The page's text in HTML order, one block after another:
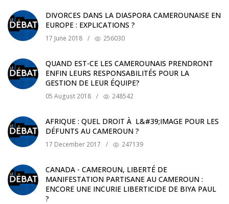
DIVORCES DANS LA DIASPORA CAMEROUNAISE EN
EUROPE : EXPLICATIONS ?
17 June 2018 / 256030
QUAND EST-CE LES CAMEROUNAIS PRENDRONT
ENFIN LEURS RESPONSABILITÉS POUR LA
GESTION DE LEUR ÉQUIPE?
05 August 2018 / 248542
AFRIQUE : QUEL DROIT À L&#39;IMAGE POUR LES
DÉFUNTS AU CAMEROUN ?
17 December 2017 / 247139
CANADA - CAMEROUN, LIBERTÉ DE
MANIFESTATION PARTISANE AU CAMEROUN :
ENCORE UNE INCURIE LIBERTICIDE DE BIYA PAUL
?